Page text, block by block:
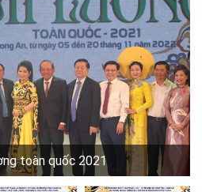
toàn quốc 2021